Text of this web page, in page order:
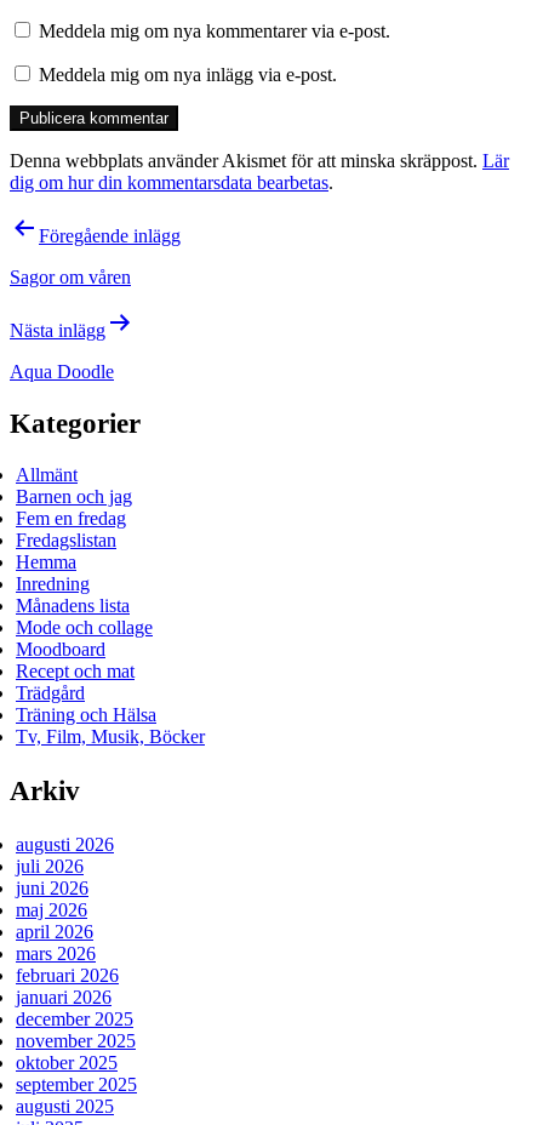
Meddela mig om nya kommentarer via e-post.
Meddela mig om nya inlägg via e-post.
Denna webbplats använder Akismet för att minska skräppost. Lär
dig om hur din kommentarsdata bearbetas.
Inläggsnavigering
Föregående inlägg
Sagor om våren
Nästa inlägg
Aqua Doodle
Kategorier
Allmänt
Barnen och jag
Fem en fredag
Fredagslistan
Hemma
Inredning
Månadens lista
Mode och collage
Moodboard
Recept och mat
Trädgård
Träning och Hälsa
Tv, Film, Musik, Böcker
Arkiv
augusti 2026
juli 2026
juni 2026
maj 2026
april 2026
mars 2026
februari 2026
januari 2026
december 2025
november 2025
oktober 2025
september 2025
augusti 2025